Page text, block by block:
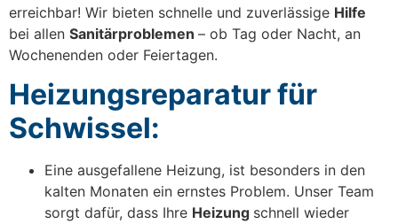
erreichbar! Wir bieten schnelle und zuverlässige Hilfe
bei allen Sanitärproblemen – ob Tag oder Nacht, an
Wochenenden oder Feiertagen.
Heizungsreparatur für
Schwissel:
Eine ausgefallene Heizung, ist besonders in den
kalten Monaten ein ernstes Problem. Unser Team
sorgt dafür, dass Ihre Heizung schnell wieder